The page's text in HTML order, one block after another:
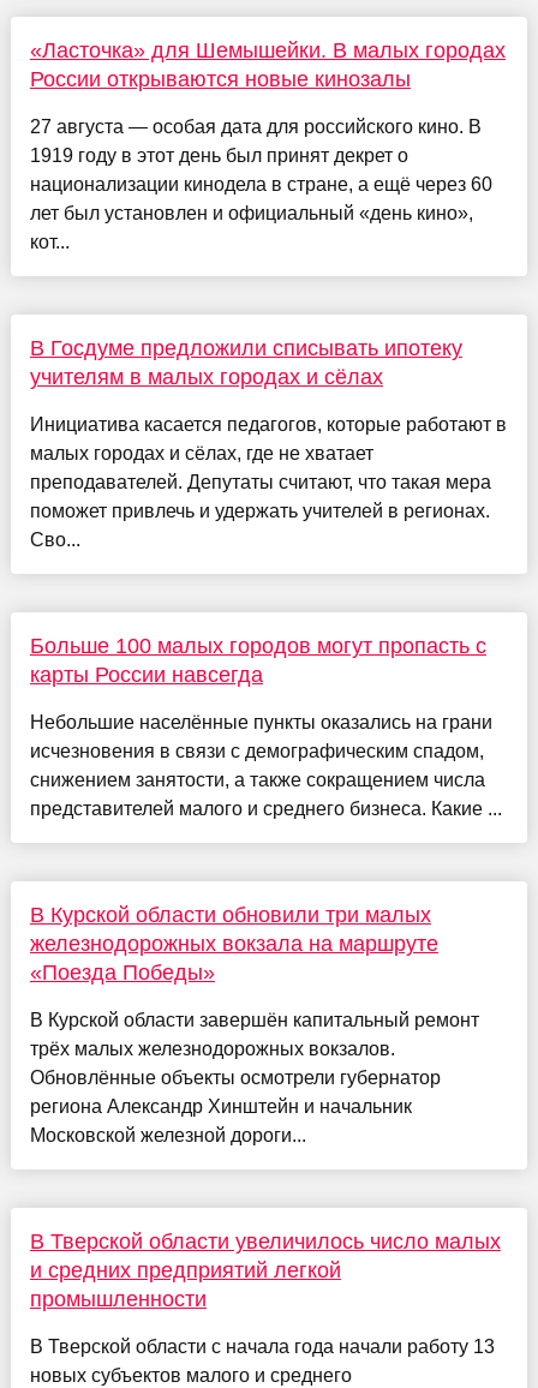
«Ласточка» для Шемышейки. В малых городах
России открываются новые кинозалы
27 августа — особая дата для российского кино. В
1919 году в этот день был принят декрет о
национализации кинодела в стране, а ещё через 60
лет был установлен и официальный «день кино»,
кот...
В Госдуме предложили списывать ипотеку
учителям в малых городах и сёлах
Инициатива касается педагогов, которые работают в
малых городах и сёлах, где не хватает
преподавателей. Депутаты считают, что такая мера
поможет привлечь и удержать учителей в регионах.
Сво...
Больше 100 малых городов могут пропасть с
карты России навсегда
Небольшие населённые пункты оказались на грани
исчезновения в связи с демографическим спадом,
снижением занятости, а также сокращением числа
представителей малого и среднего бизнеса. Какие ...
В Курской области обновили три малых
железнодорожных вокзала на маршруте
«Поезда Победы»
В Курской области завершён капитальный ремонт
трёх малых железнодорожных вокзалов.
Обновлённые объекты осмотрели губернатор
региона Александр Хинштейн и начальник
Московской железной дороги...
В Тверской области увеличилось число малых
и средних предприятий легкой
промышленности
В Тверской области с начала года начали работу 13
новых субъектов малого и среднего